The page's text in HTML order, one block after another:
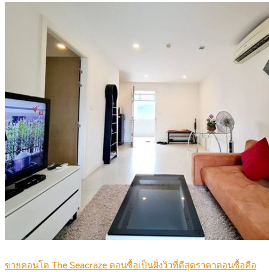
ขายคอนโด The Seacraze ตอนซื้อเป็นฝั่งวิวที่ดีสุดราคาตอนซื้อคือ